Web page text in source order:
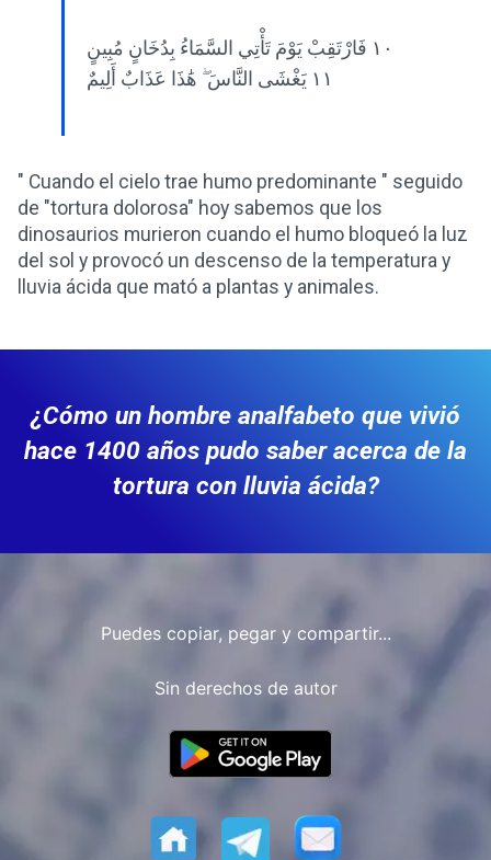
١٠ فَارْتَقِبْ يَوْمَ تَأْتِي السَّمَاءُ بِدُخَانٍ مُبِينٍ
١١ يَغْشَى النَّاسَ ۖ هَٰذَا عَذَابٌ أَلِيمٌ
" Cuando el cielo trae humo predominante " seguido
de "tortura dolorosa" hoy sabemos que los
dinosaurios murieron cuando el humo bloqueó la luz
del sol y provocó un descenso de la temperatura y
lluvia ácida que mató a plantas y animales.
¿Cómo un hombre analfabeto que vivió
hace 1400 años pudo saber acerca de la
tortura con lluvia ácida?
Puedes copiar, pegar y compartir...
Sin derechos de autor